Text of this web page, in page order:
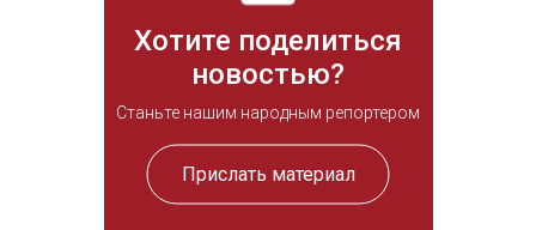
Хотите поделиться
новостью?
Станьте нашим народным репортером
Прислать материал